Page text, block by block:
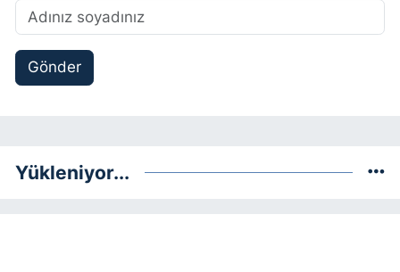
Gönder
Yükleniyor...